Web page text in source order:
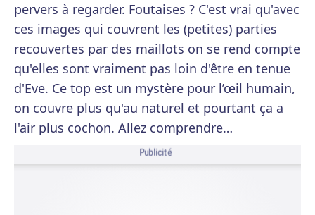
pervers à regarder. Foutaises ? C'est vrai qu'avec
ces images qui couvrent les (petites) parties
recouvertes par des maillots on se rend compte
qu'elles sont vraiment pas loin d'être en tenue
d'Eve. Ce top est un mystère pour l’œil humain,
on couvre plus qu'au naturel et pourtant ça a
l'air plus cochon. Allez comprendre…
Publicité